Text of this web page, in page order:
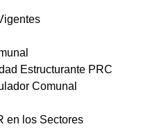
Estructurante PRC
Comunal
en los Sectores